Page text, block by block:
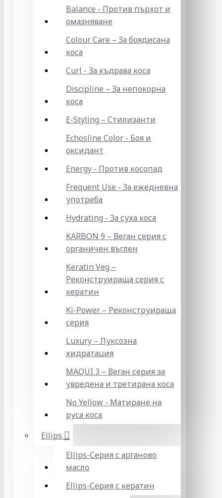
Balance - Против пърхот и
омазняване
Colour Care – За боядисана
коса
Curl - За къдрава коса
Discipline – За непокорна
коса
E-Styling – Стилизанти
Echosline Color - Боя и
оксидант
Energy - Против косопад
Frequent Use - За ежедневна
употреба
Hydrating - За суха коса
KARBON 9 – Веган серия с
органичен въглен
Keratin Veg –
Реконструираща серия с
кератин
Ki-Power – Реконструираща
серия
Luxury – Луксозна
хидратация
MAQUI 3 – Веган серия за
увредена и третирана коса
No Yellow - Матиране на
руса коса
Ellips
Ellips-Серия с арганово
масло
Ellips-Серия с кератин